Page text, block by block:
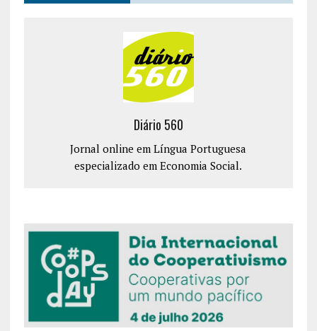
Diário 560
Jornal online em Língua Portuguesa
especializado em Economia Social.